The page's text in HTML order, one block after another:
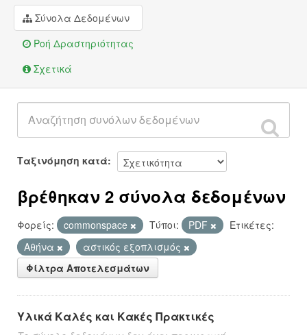
Ομάδες
Σχετικά
Σύνολα Δεδομένων
Ροή Δραστηριότητας
Σχετικά
Ταξινόμηση κατά
βρέθηκαν 2 σύνολα δεδομένων
Φορείς: commonspace Τύποι: PDF
Ετικέτες:
Αθήνα
αστικός εξοπλισμός
Φίλτρα Αποτελεσμάτων
Υλικά Καλές και Κακές Πρακτικές